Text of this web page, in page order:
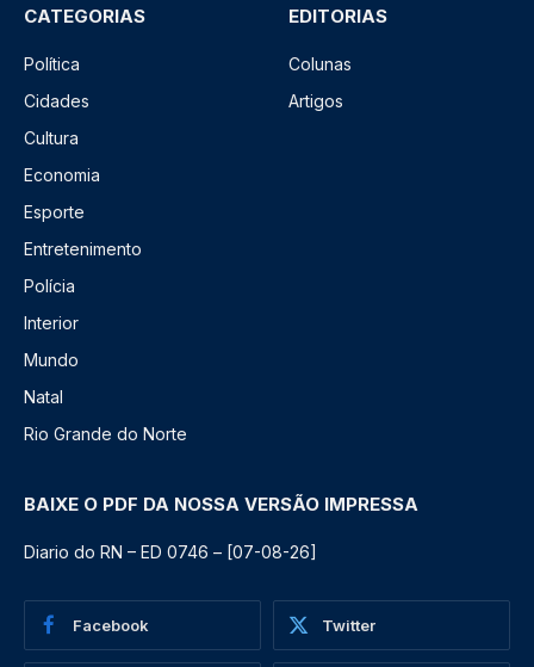
CATEGORIAS
Política
Cidades
Cultura
Economia
Esporte
Entretenimento
Polícia
Interior
Mundo
Natal
Rio Grande do Norte
EDITORIAS
Colunas
Artigos
BAIXE O PDF DA NOSSA VERSÃO IMPRESSA
Diario do RN – ED 0746 – [07-08-26]
Facebook Twitter